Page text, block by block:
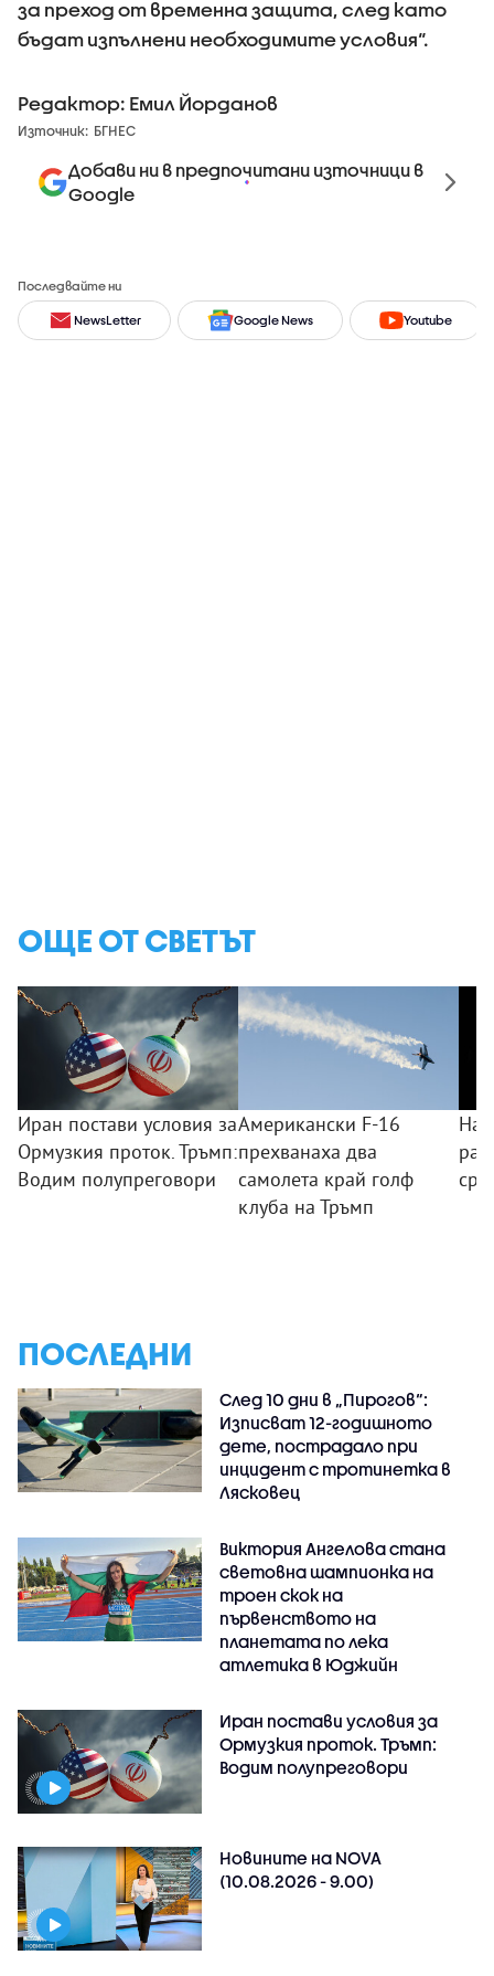
за преход от временна защита, след като
бъдат изпълнени необходимите условия“.
Редактор: Емил Йорданов
Източник: БГНЕС
Добави ни в предпочитани източници в
Google
Последвайте ни
NewsLetter Google News Youtube
ОЩЕ ОТ СВЕТЪТ
Иран постави условия за
Ормузкия проток. Тръмп:
Водим полупреговори
Американски F-16
прехванаха два
самолета край голф
клуба на Тръмп
ПОСЛЕДНИ
След 10 дни в „Пирогов“:
Изписват 12-годишното
дете, пострадало при
инцидент с тротинетка в
Лясковец
Виктория Ангелова стана
световна шампионка на
троен скок на
първенството на
планетата по лека
атлетика в Юджийн
Иран постави условия за
Ормузкия проток. Тръмп:
Водим полупреговори
Новините на NOVA
(10.08.2026 - 9.00)